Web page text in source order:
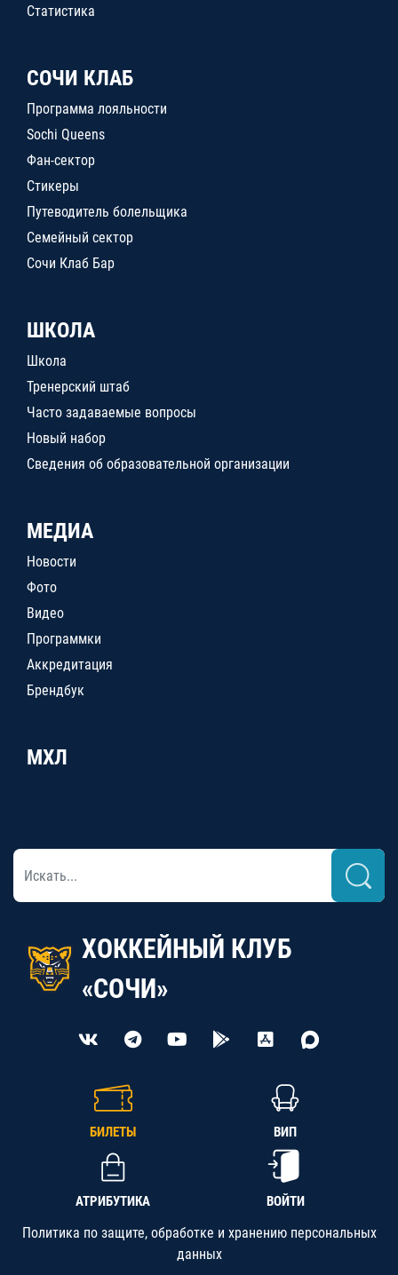
Статистика
СОЧИ КЛАБ
Программа лояльности
Sochi Queens
Фан-сектор
Стикеры
Путеводитель болельщика
Семейный сектор
Сочи Клаб Бар
ШКОЛА
Школа
Тренерский штаб
Часто задаваемые вопросы
Новый набор
Сведения об образовательной организации
МЕДИА
Новости
Фото
Видео
Программки
Аккредитация
Брендбук
МХЛ
ХОККЕЙНЫЙ КЛУБ
«СОЧИ»
БИЛЕТЫ ВИП
АТРИБУТИКА ВОЙТИ
Политика по защите, обработке и хранению персональных
данных